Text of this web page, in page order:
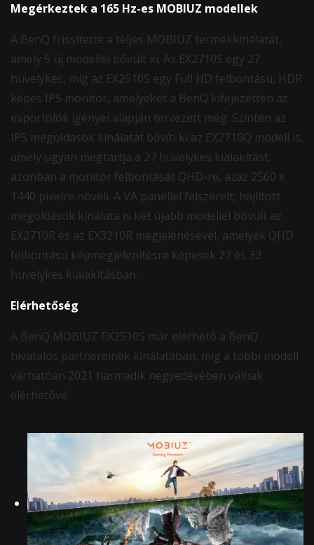
Megérkeztek a 165 Hz-es MOBIUZ modellek
A BenQ frissítette a teljes MOBIUZ termékkínálatát,
amely 5 új modellel bővült ki. Az EX2710S egy 27
hüvelykes, míg az EX2510S egy Full HD felbontású, HDR
képes IPS monitor, amelyeket a BenQ kifejezetten az
esportolók igényei alapján tervezett meg. Szintén az
IPS megoldások kínálatát bővíti ki az EX2710Q modell is,
amely ugyan megtartja a 27 hüvelykes kialakítást,
azonban a monitor felbontását QHD-re, azaz 2560 x
1440 pixelre növeli. A VA panellel felszerelt, hajlított
megoldások kínálata is két újabb modellel bővült az
EX2710R és az EX3210R megjelenésével, amelyek QHD
felbontású képmegjelenítésre képesek 27 és 32
hüvelykes kialakításban.
Elérhetőség
A BenQ MOBIUZ EX2510S már elérhető a BenQ
hivatalos partnereinek kínálatában, míg a többi modell
várhatóan 2021 harmadik negyedévében válnak
elérhetővé.